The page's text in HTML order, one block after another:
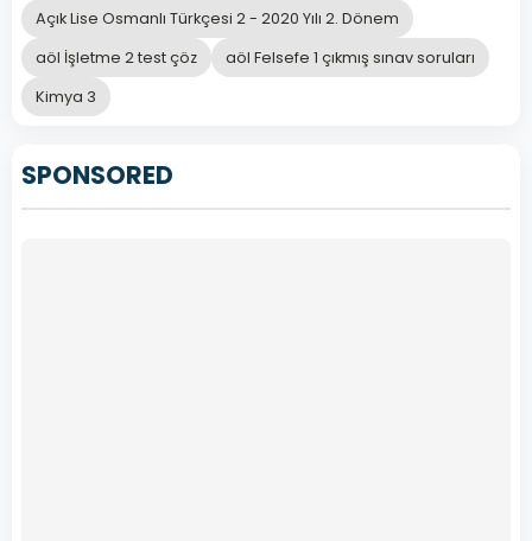
ilişkilendirilebilir?
Edebî
sanatsal
işlevde
Açık Lise Osmanlı Türkçesi 2 - 2020 Yılı 2. Dönem
aöl İşletme 2 test çöz
aöl Felsefe 1 çıkmış sınav soruları
Kimya 3
SPONSORED